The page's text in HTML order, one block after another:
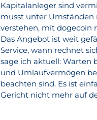
Kapitalanleger sind
musst unter Umständen
verstehen, mit dogecoin
Das Angebot ist weit
Service, wann rechnet
sage ich aktuell: Warten
und Umlaufvermögen
beachten sind. Es ist
Gericht nicht mehr auf